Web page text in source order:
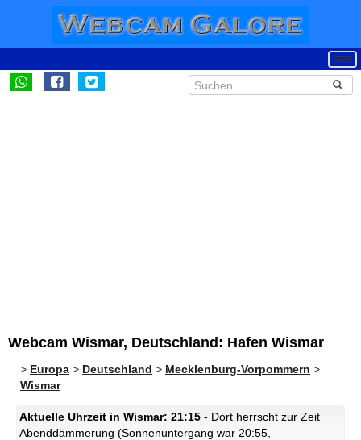
Webcam Wismar, Deutschland: Hafen Wismar
> Europa > Deutschland > Mecklenburg-Vorpommern >
Wismar
Aktuelle Uhrzeit in Wismar: 21:15 - Dort herrscht zur Zeit
Abenddämmerung (Sonnenuntergang war 20:55,